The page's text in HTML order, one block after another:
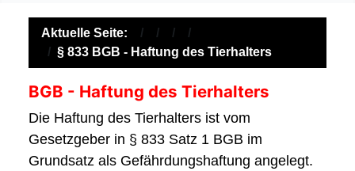
Aktuelle Seite:
§ 833 BGB - Haftung des Tierhalters
BGB - Haftung des Tierhalters
Die Haftung des Tierhalters ist vom
Gesetzgeber in § 833 Satz 1 BGB im
Grundsatz als Gefährdungshaftung angelegt.